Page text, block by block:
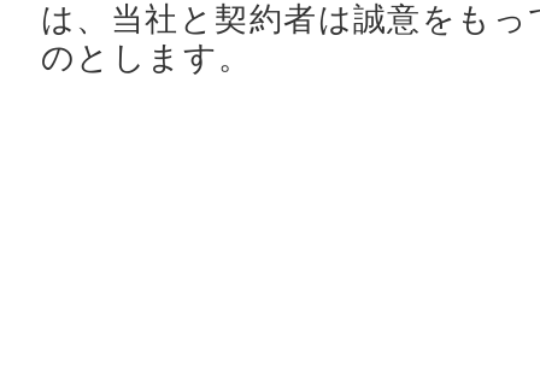
は、当社と契約者は誠意をも
のとします。